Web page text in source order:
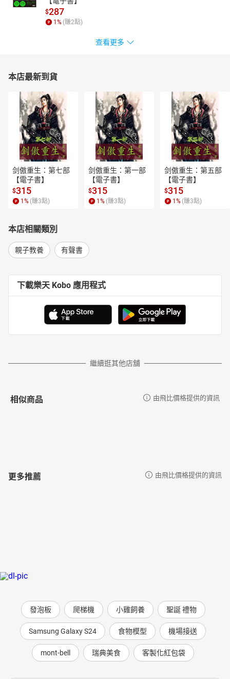
$287
1% (賺2點)
查看更多
本店最新到貨
剑傲重生：第七部
【電子書】
$315
1 % (賺3點)
剑傲重生：第一部
【電子書】
$315
1 % (賺3點)
剑傲重生：第五部
【電子書】
$315
1 % (賺3點)
本店相關類別
親子教養 有聲書
下載樂天 Kobo 應用程式
繼續逛其他店舖
相似商品 由飛比價格提供的資訊
更多推薦 由飛比價格提供的資訊
發泡板 爬梯機 小雞飼養 聖誕 禮物
Samsung Galaxy S24 食物模型 機場接送
mont-bell 瑞典美食 客製化紅包袋